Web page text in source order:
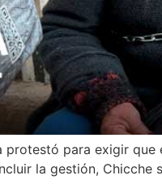
protestó para exigir
la gestión, Chicche